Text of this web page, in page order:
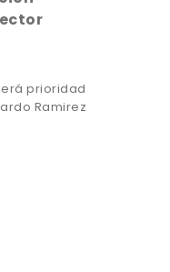
prioridad
Ramirez